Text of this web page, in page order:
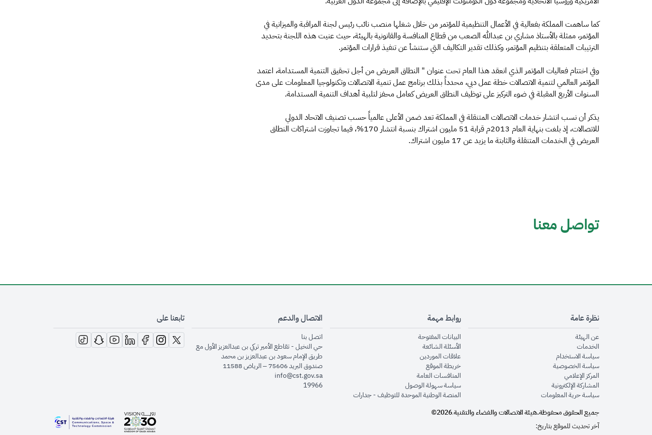
كما ساهمت المملكة بفعالية في الأعمال التنظيمية للمؤتمر من خلال شغلها منصب نائب رئيس لجنة المراقبة والميزانية في
المؤتمر، ممثلة بالأستاذ مشاري بن عبدالله الصعب من قطاع المنافسة والقانونية بالهيئة، حيث عنيت هذه اللجنة بتحديد
الترتيبات المتعلقة بتنظيم المؤتمر، وكذلك تقدير التكاليف التي ستنشأ عن تنفيذ قرارات المؤتمر.
وفي اختتام فعاليات المؤتمر الذي انعقد هذا العام تحت عنوان " النطاق العريض من أجل تحقيق التنمية المستدامة، اعتمد
المؤتمر العالمي لتنمية الاتصالات خطة عمل دبي، محدداً بذلك برنامج عمل تنمية الاتصالات وتكنولوجيا المعلومات على مدى
السنوات الأربع المقبلة في ضوء التركيز على توظيف النطاق العريض كعامل محفز لتلبية أهداف التنمية المستدامة.
يذكر أن نسب انتشار خدمات الاتصالات المتنقلة في المملكة تعد ضمن الأعلى عالمياً حسب تصنيف الاتحاد الدولي
للاتصالات، إذ بلغت بنهاية العام 2013م قرابة 51 مليون اشتراك بنسبة انتشار 170%، فيما تجاوزت اشتراكات النطاق
العريض في الخدمات المتنقلة والثابتة ما يزيد عن 17 مليون اشتراك.
تواصل معنا
نظرة عامة
عن الهيئةopens in new window
الخدماتopens in new window
سياسة الاستخدام
سياسة الخصوصيةopens in new window
المركز الإعلاميopens in new window
المشاركة الإلكترونيةopens in new window
سياسة حرية المعلوماتopens in new window
روابط مهمة
البيانات المفتوحةopens in new window
الأسئلة الشائعةopens in new window
علاقات الموردينopens in new window
خريطة الموقعopens in new window
المنافسات العامةopens in new window
سياسة سهولة الوصولopens in new window
المنصة الوطنية الموحدة للتوظيف - جداراتopens in new window
الاتصال والدعم
اتصل بنا
حي النخيل - تقاطع الأمير تركي بن عبدالعزيز الأول مع
طريق الإمام سعود بن عبدالعزيز بن محمد
صندوق البريد 75606 – الرياض 11588
info@cst.gov.sa
19966
تابعنا على
opens in new window
opens in new window
opens in new window
opens in new window
opens in new window
opens in new window
opens in new window
جميع الحقوق محفوظة.هيئة الاتصالات والفضاء والتقنية.
2026©
آخر تحديث للموقع بتاريخ:
opens in new window